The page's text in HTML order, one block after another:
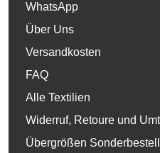
WhatsApp
Über Uns
Versandkosten
FAQ
Alle Textilien
Widerruf, Retoure und
Übergrößen